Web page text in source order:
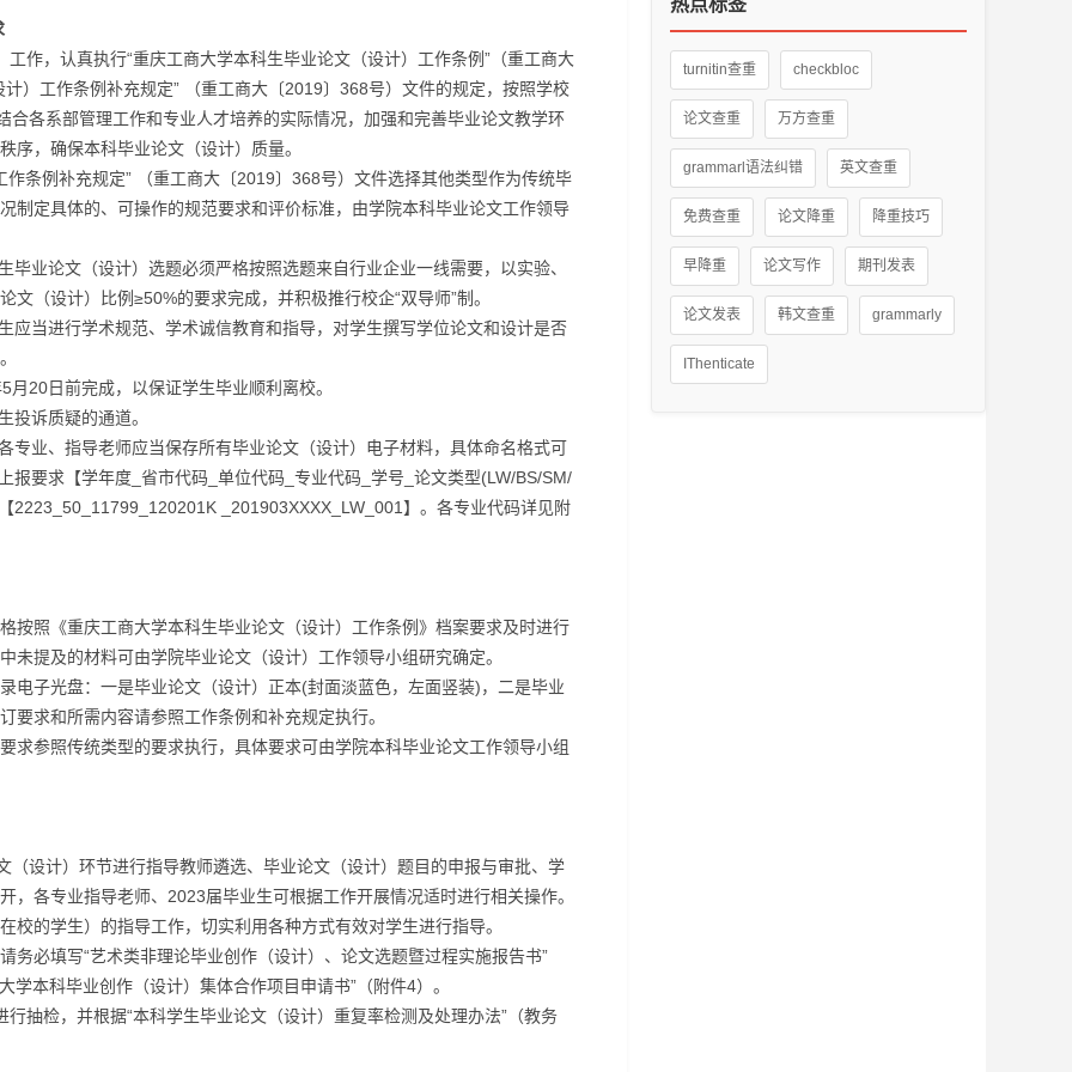
，认真执行“重庆工商大学本科生毕业论文（设计）工作条例”（重工商大
）工作条例补充规定” （重工商大〔2019〕368号）文件的规定，按照学校
各系部管理工作和专业人才培养的实际情况，加强和完善毕业论文教学环
序，确保本科毕业论文（设计）质量。
例补充规定” （重工商大〔2019〕368号）文件选择其他类型作为传统毕
制定具体的、可操作的规范要求和评价标准，由学院本科毕业论文工作领导
论文（设计）选题必须严格按照选题来自行业企业一线需要，以实验、
（设计）比例≥50%的要求完成，并积极推行校企“双导师”制。
进行学术规范、学术诚信教育和指导，对学生撰写学位论文和设计是否
日前完成，以保证学生毕业顺利离校。
诉质疑的通道。
、指导老师应当保存所有毕业论文（设计）电子材料，具体命名格式可
报要求【学年度_省市代码_单位代码_专业代码_学号_论文类型(LW/BS/SM/
2223_50_11799_120201K _201903XXXX_LW_001】。各专业代码详见附
照《重庆工商大学本科生毕业论文（设计）工作条例》档案要求及时进行
提及的材料可由学院毕业论文（设计）工作领导小组研究确定。
子光盘：一是毕业论文（设计）正本(封面淡蓝色，左面竖装)，二是毕业
求和所需内容请参照工作条例和补充规定执行。
参照传统类型的要求执行，具体要求可由学院本科毕业论文工作领导小组
设计）环节进行指导教师遴选、毕业论文（设计）题目的申报与审批、学
，各专业指导老师、2023届毕业生可根据工作开展情况适时进行相关操作。
学生）的指导工作，切实利用各种方式有效对学生进行指导。
填写“艺术类非理论毕业创作（设计）、论文选题暨过程实施报告书”
本科毕业创作（设计）集体合作项目申请书”（附件4）。
检，并根据“本科学生毕业论文（设计）重复率检测及处理办法”（教务
热点标签
turnitin查重 checkbloc
论文查重 万方查重
grammarl语法纠错 英文查重
免费查重 论文降重 降重技巧
早降重 论文写作 期刊发表
论文发表 韩文查重 grammarly
IThenticate